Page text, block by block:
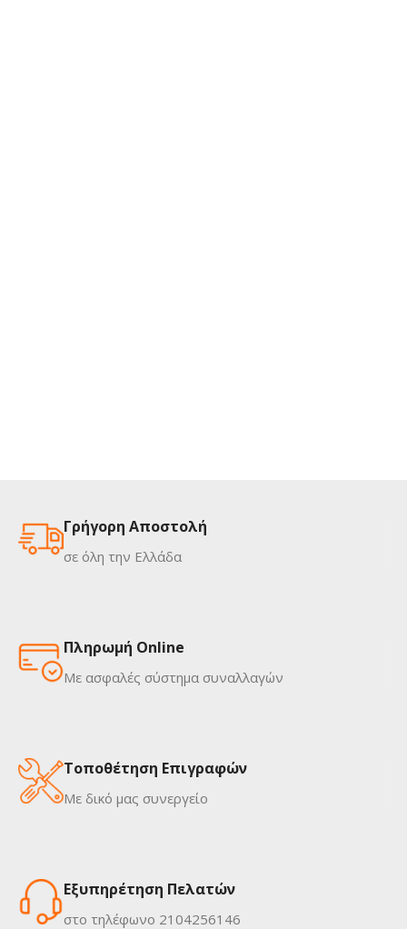
Γρήγορη Αποστολή
σε όλη την Ελλάδα
Πληρωμή Online
Με ασφαλές σύστημα συναλλαγών
Τοποθέτηση Επιγραφών
Με δικό μας συνεργείο
Εξυπηρέτηση Πελατών
στο τηλέφωνο 2104256146